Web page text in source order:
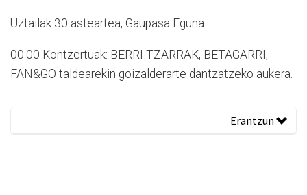
Uztailak 30 asteartea, Gaupasa Eguna
00:00 Kontzertuak: BERRI TZARRAK, BETAGARRI,
FAN&GO taldearekin goizalderarte dantzatzeko aukera.
Erantzun